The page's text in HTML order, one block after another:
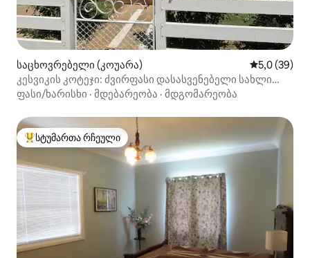
საცხოვრებელი (კოუარა) საშუალო
5,0 (39)
კესვიკის კოტეჯი: ძვირფასი დასასვენებელი სახლი
ქალაქგარეთ
ფასი/ხარისხი · მდებარეობა · მდგომარეობა
სტუმართა რჩეული მოწინავე ვარიანტი
სტუმართა რჩეული